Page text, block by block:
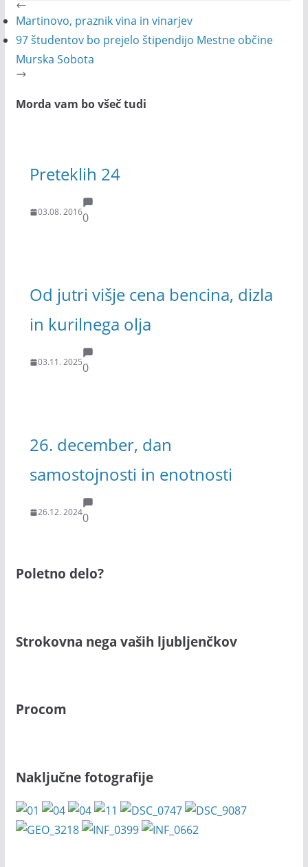
Martinovo, praznik vina in vinarjev
97 študentov bo prejelo štipendijo Mestne občine
Murska Sobota
Morda vam bo všeč tudi
Preteklih 24
03.08. 20160
Od jutri višje cena bencina, dizla
in kurilnega olja
03.11. 20250
26. december, dan
samostojnosti in enotnosti
26.12. 20240
Poletno delo?
Strokovna nega vaših ljubljenčkov
Procom
Naključne fotografije